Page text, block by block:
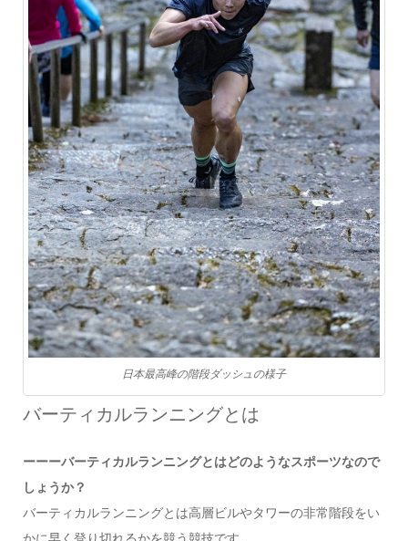
日本最高峰の階段ダッシュの様子
バーティカルランニングとは
ーーーバーティカルランニングとはどのようなスポーツなので
しょうか？
バーティカルランニングとは高層ビルやタワーの非常階段をい